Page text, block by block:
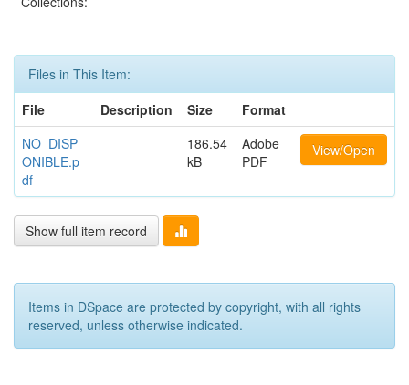
Files in This Item:
File
Description Size
Format
NO_DISP
ONIBLE.p
df
186.54
kB
Adobe
PDF
View/Open
Show full item record
Items in DSpace are protected by copyright, with all rights
reserved, unless otherwise indicated.